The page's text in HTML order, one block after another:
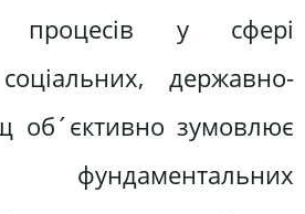
процесів у сфері
державно-
об´єктивно зумовлює
фундаментальних